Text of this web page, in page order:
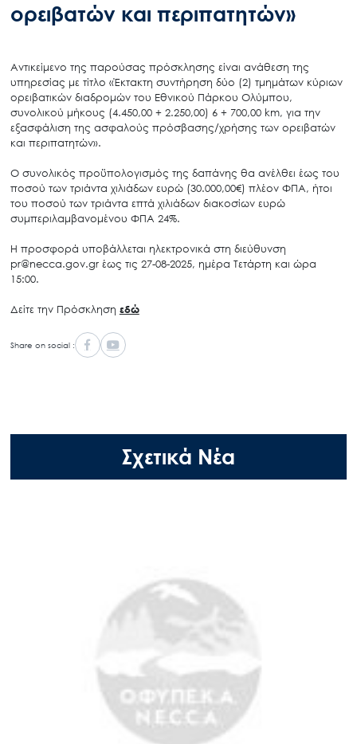
ορειβατών και περιπατητών»
Αντικείμενο της παρούσας πρόσκλησης είναι ανάθεση της
υπηρεσίας με τίτλο «Έκτακτη συντήρηση δύο (2) τμημάτων κύριων
ορειβατικών διαδρομών του Εθνικού Πάρκου Ολύμπου,
συνολικού μήκους (4.450,00 + 2.250,00) 6 + 700,00 km, για την
εξασφάλιση της ασφαλούς πρόσβασης/χρήσης των ορειβατών
και περιπατητών».
Ο συνολικός προϋπολογισμός της δαπάνης θα ανέλθει έως του
ποσού των τριάντα χιλιάδων ευρώ (30.000,00€) πλέον ΦΠΑ, ήτοι
του ποσού των τριάντα επτά χιλιάδων διακοσίων ευρώ
συμπεριλαμβανομένου ΦΠΑ 24%.
Η προσφορά υποβάλλεται ηλεκτρονικά στη διεύθυνση
pr@necca.gov.gr έως τις 27-08-2025, ημέρα Τετάρτη και ώρα
15:00.
Δείτε την Πρόσκληση εδώ
Share on social :
Σχετικά Νέα